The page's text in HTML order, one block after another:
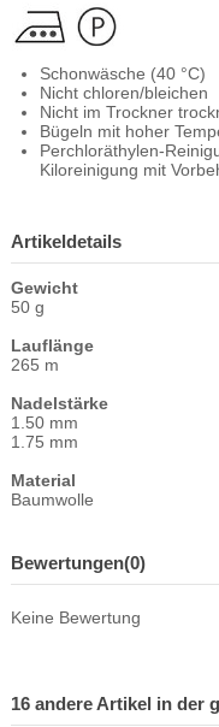
Schonwäsche (40 °C)
Nicht chloren/bleichen
Nicht im Trockner
Bügeln mit hoher
Perchloräthylen-
Kiloreinigung mit
Artikeldetails
Gewicht
50 g
Lauflänge
265 m
Nadelstärke
1.50 mm
1.75 mm
Material
Baumwolle
Bewertungen(0)
Keine Bewertung
16 andere Artikel in der